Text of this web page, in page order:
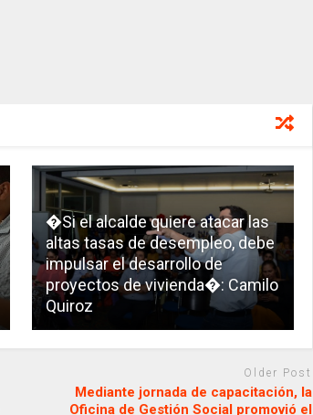
�Si el alcalde quiere atacar las
altas tasas de desempleo, debe
impulsar el desarrollo de
proyectos de vivienda�: Camilo
Quiroz
Older Post
Mediante jornada de capacitación, la
Oficina de Gestión Social promovió el